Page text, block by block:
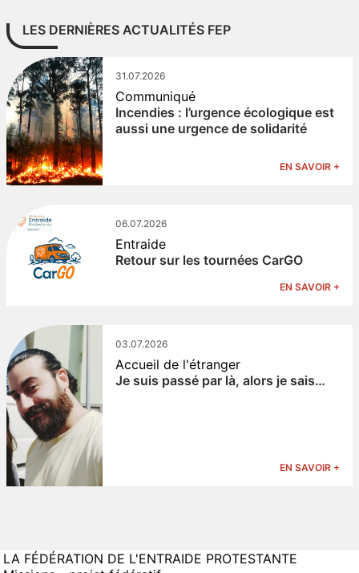
LES DERNIÈRES ACTUALITÉS FEP
31.07.2026
Communiqué
Incendies : l’urgence écologique est
aussi une urgence de solidarité
EN SAVOIR +
06.07.2026
Entraide
Retour sur les tournées CarGO
EN SAVOIR +
03.07.2026
Accueil de l'étranger
Je suis passé par là, alors je sais…
EN SAVOIR +
LA FÉDÉRATION DE L'ENTRAIDE PROTESTANTE